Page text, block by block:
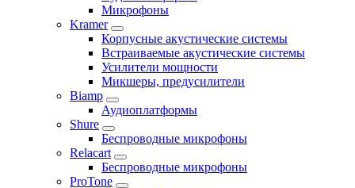
Микрофоны
Kramer
Корпусные акустические системы
Встраиваемые акустические системы
Усилители мощности
Микшеры, предусилители
Biamp
Аудиоплатформы
Shure
Беспроводные микрофоны
Relacart
Беспроводные микрофоны
ProTone